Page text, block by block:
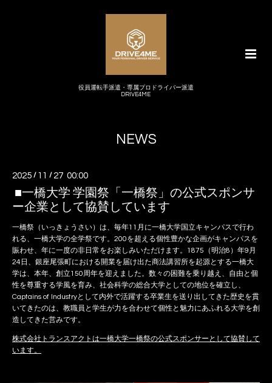
役員運転手派遣・専属プロドライバー派遣
DRIVE4ME
NEWS
2025 / 11 / 27 00:00
■一橋大学 学園祭「一橋祭」の公式スポンサ
ー企業として協賛しています
一橋祭（いっきょうさい）は、毎年11月に一橋大学国立キャンパスで行わ
れる、一橋大学の全学祭です。200を超える個性豊かな企画がキャンパスを
賑わせ、年に一度の非日常をお楽しみいただけます。1875（明治8）年9月
24日、銀座尾張町における開業を届け出た商法講習所を起源とする一橋大
学は、本年、創立150周年を迎えました。数々の困難を乗り越え、自由と個
性を尊重する学風を育み、社会科学の総合大学としての地位を確立し、
Captains of Industryとして内外で活躍する卒業生を送り出してきた歴史を貫
いてきたのは、教職員と学生が力を合わせて個性と魅力にあふれる大学を創
造してきた営みです。
株式会社トランスアクトは一橋大学一橋祭の公式スポンサーとして協賛して
います。